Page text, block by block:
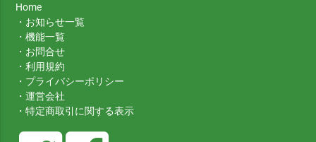
Home
・ お知らせ一覧
・機能一覧
・ お問合せ
・利用規約
・ プライバシーポリシー
・運営会社
・特定商取引に関する表示